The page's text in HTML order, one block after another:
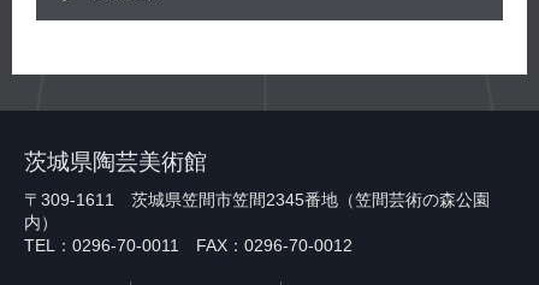
茨城県陶芸美術館
〒309-1611 茨城県笠間市笠間2345番地（笠間芸術の森公園
内）
TEL：0296-70-0011 FAX：0296-70-0012